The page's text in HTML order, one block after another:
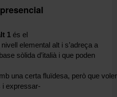
1 és el
elemental alt i s’adreça a
sòlida d’italià i que poden
una certa fluïdesa, però que
i expressar-